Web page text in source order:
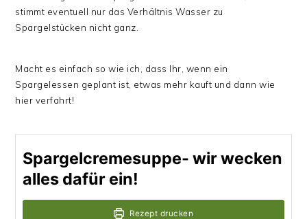
stimmt eventuell nur das Verhältnis Wasser zu
Spargelstücken nicht ganz.
Macht es einfach so wie ich, dass Ihr, wenn ein
Spargelessen geplant ist, etwas mehr kauft und dann wie
hier verfahrt!
Spargelcremesuppe- wir wecken
alles dafür ein!
Rezept drucken